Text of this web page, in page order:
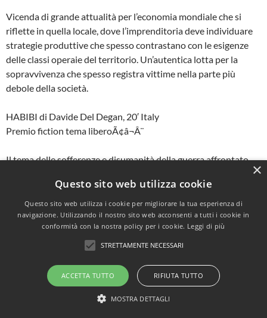
Vicenda di grande attualità per l’economia mondiale che si
riflette in quella locale, dove l’imprenditoria deve individuare
strategie produttive che spesso contrastano con le esigenze
delle classi operaie del territorio. Un’autentica lotta per la
sopravvivenza che spesso registra vittime nella parte più
debole della società.
HABIBI di Davide Del Degan, 20′ Italy
Premio fiction tema liberoÃ¢â¬Â¨
Il tema delle sofferenze e disumanità della guerra affrontato
IL SOFFIO DELLA TERRA di Stefano Russo, 15′ Italy
Premio fiction tema ecologico
Il diritto di decidere sulla propria qualità della vita analizzato
CAT AND MOUSE di Bijan Zamanpira, 26′ Iran
Premio documentario a tema libero
×
Questo sito web utilizza cookie
Questo sito web utilizza i cookie per migliorare la tua esperienza di
navigazione. Utilizzando il nostro sito web acconsenti a tutti i cookie in
conformità con la nostra policy per i cookie. Leggi di più
STRETTAMENTE NECESSARI
ACCETTA TUTTO RIFIUTA TUTTO
MOSTRA DETTAGLI